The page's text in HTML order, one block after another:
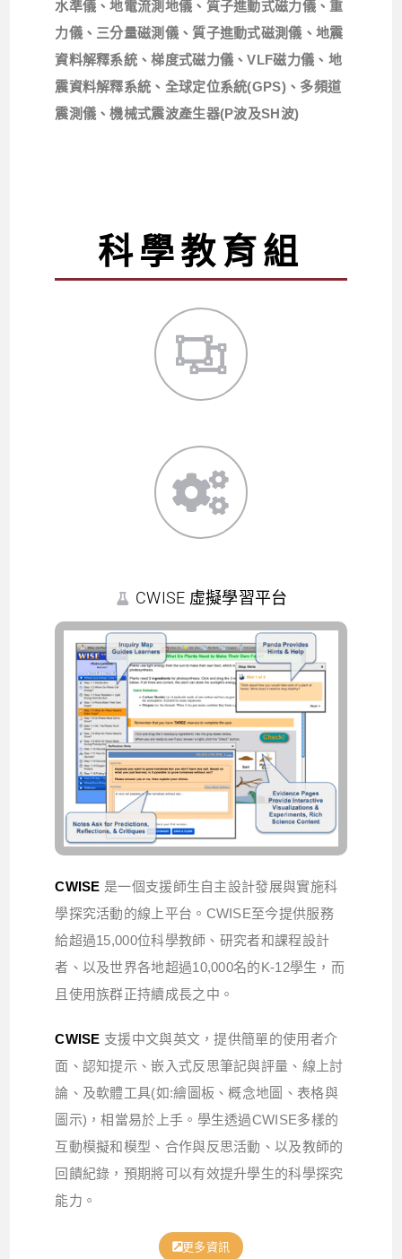
水準儀、地電流測地儀、質子進動式磁力儀、重
力儀、三分量磁測儀、質子進動式磁測儀、地震
資料解釋系統、梯度式磁力儀、VLF磁力儀、地
震資料解釋系統、全球定位系統(GPS)、多頻道
震測儀、機械式震波產生器(P波及SH波)
科學教育組
CWISE 虛擬學習平台
CWISE 是一個支援師生自主設計發展與實施科
學探究活動的線上平台。CWISE至今提供服務
給超過15,000位科學教師、研究者和課程設計
者、以及世界各地超過10,000名的K-12學生，而
且使用族群正持續成長之中。
CWISE 支援中文與英文，提供簡單的使用者介
面、認知提示、嵌入式反思筆記與評量、線上討
論、及軟體工具(如:繪圖板、概念地圖、表格與
圖示) ，相當易於上手。學生透過CWISE多樣的
互動模擬和模型、合作與反思活動、以及教師的
回饋紀錄，預期將可以有效提升學生的科學探究
能力。
更多資訊